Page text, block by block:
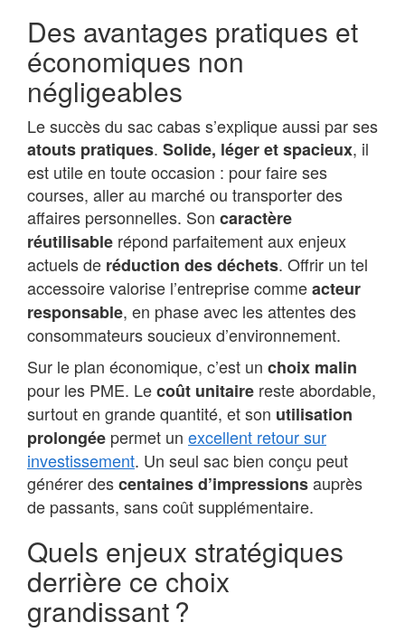
Des avantages pratiques et
économiques non
négligeables
Le succès du sac cabas s’explique aussi par ses
atouts pratiques. Solide, léger et spacieux, il
est utile en toute occasion : pour faire ses
courses, aller au marché ou transporter des
affaires personnelles. Son caractère
réutilisable répond parfaitement aux enjeux
actuels de réduction des déchets. Offrir un tel
accessoire valorise l’entreprise commeacteur
responsable, en phase avec les attentes des
consommateurs soucieux d’environnement.
Sur le plan économique, c’est un choix malin
pour les PME. Lecoût unitaire reste abordable,
surtout en grande quantité, et son utilisation
prolongée permet un excellent retour sur
investissement. Un seul sac bien conçu peut
générer descentaines d’impressionsauprès
de passants, sans coût supplémentaire.
Quels enjeux stratégiques
derrière ce choix
grandissant ?